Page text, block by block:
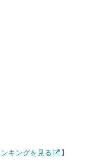
キングを見る 】